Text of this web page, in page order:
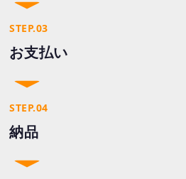
STEP.03
お支払い
STEP.04
納品